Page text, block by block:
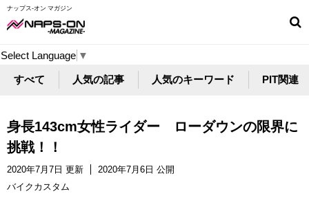
ナップス-オン マガジン
Select Language ▼
すべて 人気の記事 人気のキーワード PIT関連
身長143cm女性ライダー ローダウンの限界に
挑戦！！
2020年7月7日 更新
2020年7月6日 公開
バイクカスタム